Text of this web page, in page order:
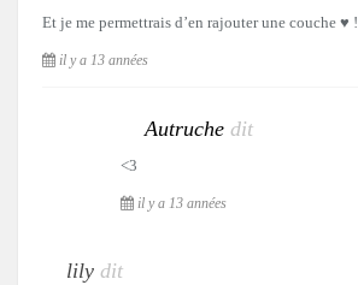
Et je me permettrais d’en rajouter une couche ♥ !
il y a 13 années
Autruche dit
<3
il y a 13 années
lily dit